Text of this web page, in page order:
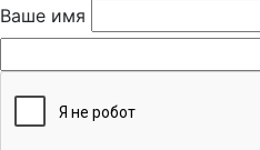
Ваше имя